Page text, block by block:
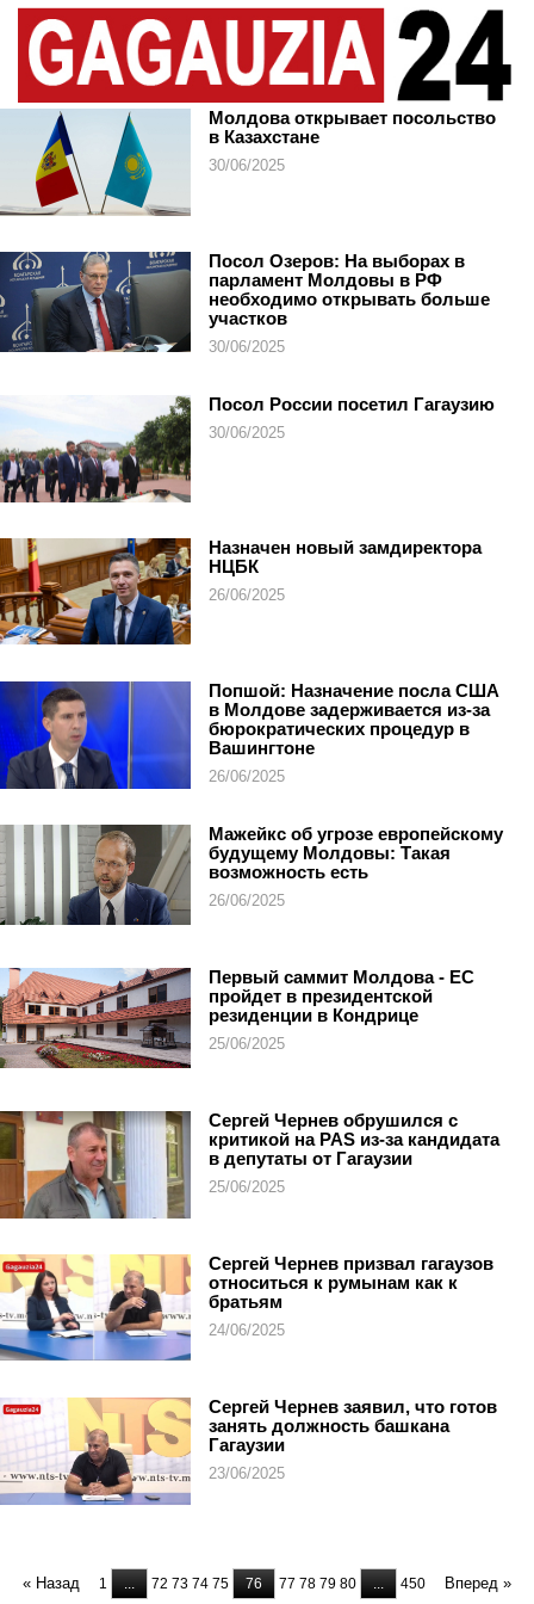
Молдова открывает посольство
в Казахстане
30/06/2025
Посол Озеров: На выборах в
парламент Молдовы в РФ
необходимо открывать больше
участков
30/06/2025
Посол России посетил Гагаузию
30/06/2025
Назначен новый замдиректора
НЦБК
26/06/2025
Попшой: Назначение посла США
в Молдове задерживается из-за
бюрократических процедур в
Вашингтоне
26/06/2025
Мажейкс об угрозе европейскому
будущему Молдовы: Такая
возможность есть
26/06/2025
Первый саммит Молдова - ЕС
пройдет в президентской
резиденции в Кондрице
25/06/2025
Сергей Чернев обрушился с
критикой на PAS из-за кандидата
в депутаты от Гагаузии
25/06/2025
Сергей Чернев призвал гагаузов
относиться к румынам как к
братьям
24/06/2025
Сергей Чернев заявил, что готов
занять должность башкана
Гагаузии
23/06/2025
« Назад 1 72 73 74 75 76 77 78 79 80 450 Вперед »